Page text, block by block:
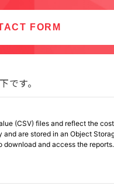
です。